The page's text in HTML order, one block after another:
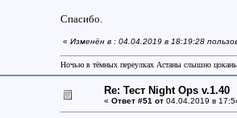
Спасибо.
« Изменён в : 04.04.2019 в 18:19:28
Ночью в тёмных переулках Астаны слышно
Re: Тест Night Ops v.1.40
« Ответ #51 от04.04.2019 в